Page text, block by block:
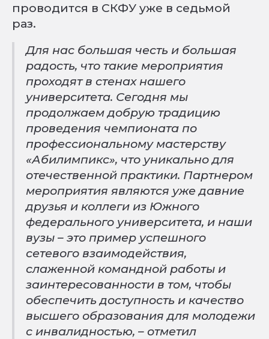
проводится в СКФУ уже в седьмой
раз.
Для нас большая честь и большая
радость, что такие мероприятия
проходят в стенах нашего
университета. Сегодня мы
продолжаем добрую традицию
проведения чемпионата по
профессиональному мастерству
«Абилимпикс», что уникально для
отечественной практики. Партнером
мероприятия являются уже давние
друзья и коллеги из Южного
федерального университета, и наши
вузы – это пример успешного
сетевого взаимодействия,
слаженной командной работы и
заинтересованности в том, чтобы
обеспечить доступность и качество
высшего образования для молодежи
с инвалидностью, – отметил